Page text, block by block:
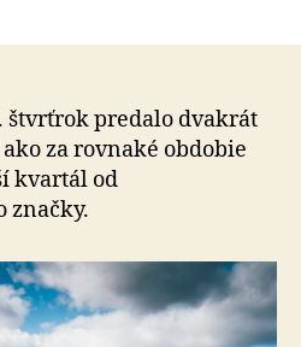
áut
stúpa
vozidlách
štvrťrok predalo dvakrát
za rovnaké obdobie
kvartál od
značky.